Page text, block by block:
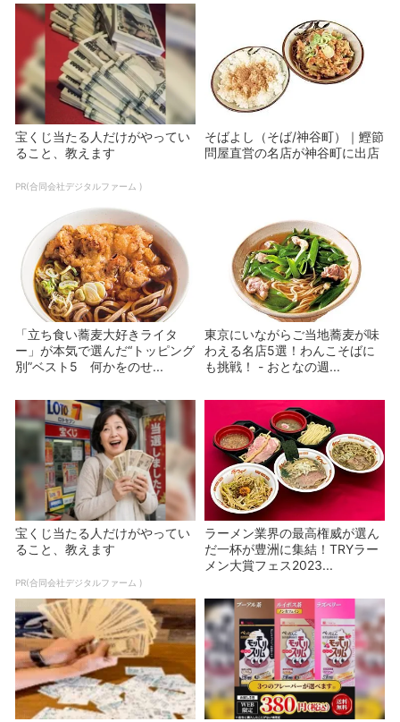
宝くじ当たる人だけがやってい
ること、教えます
PR(合同会社デジタルファーム )
そばよし（そば/神谷町）｜鰹節
問屋直営の名店が神谷町に出店
「立ち食い蕎麦大好きライタ
ー」が本気で選んだ“トッピング
別”ベスト5 何かをのせ...
東京にいながらご当地蕎麦が味
わえる名店5選！わんこそばに
も挑戦！ - おとなの週...
宝くじ当たる人だけがやってい
ること、教えます
PR(合同会社デジタルファーム )
ラーメン業界の最高権威が選ん
だ一杯が豊洲に集結！TRYラー
メン大賞フェス2023...